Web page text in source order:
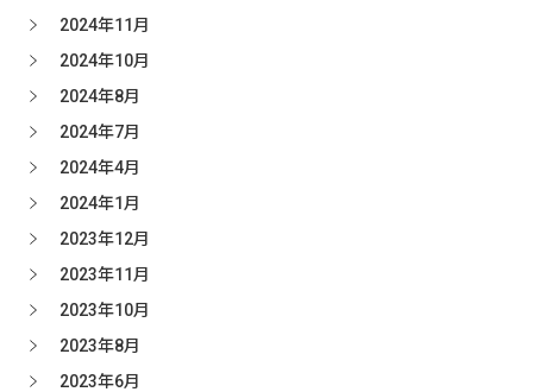
2024年11月
2024年10月
2024年8月
2024年7月
2024年4月
2024年1月
2023年12月
2023年11月
2023年10月
2023年8月
2023年6月